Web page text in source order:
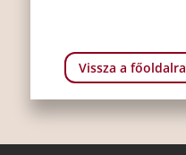
Vissza a főoldalra